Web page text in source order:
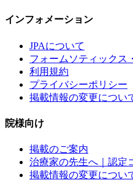
インフォメーション
JPAについて
フォームソティックス
利用規約
プライバシーポリシー
掲載情報の変更につい
院様向け
掲載のご案内
治療家の先生へ｜認定
掲載情報の変更につい